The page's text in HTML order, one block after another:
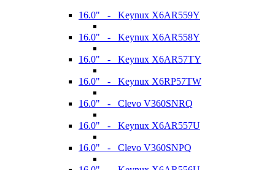
16.0" - Keynux X6AR559Y
16.0" - Keynux X6AR558Y
16.0" - Keynux X6AR57TY
16.0" - Keynux X6RP57TW
16.0" - Clevo V360SNRQ
16.0" - Keynux X6AR557U
16.0" - Clevo V360SNPQ